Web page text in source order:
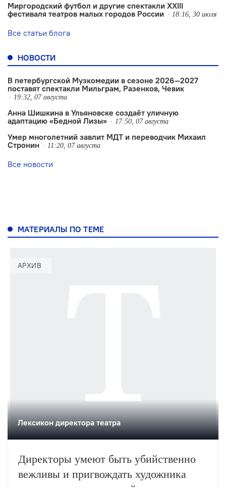
Миргородский футбол и другие спектакли XXIII
фестиваля театров малых городов России
18:16, 30 июля
Все статьи блога
НОВОСТИ
В петербургской Музкомедии в сезоне 2026—2027
поставят спектакли Мильграм, Разенков, Чевик
19:32, 07 августа
Анна Шишкина в Ульяновске создаëт уличную
адаптацию «Бедной Лизы»
17:50, 07 августа
Умер многолетний завлит МДТ и переводчик Михаил
Стронин
11:20, 07 августа
Все новости
МАТЕРИАЛЫ ПО ТЕМЕ
АРХИВ
Лексикон директора театра
Директоры умеют быть убийственно
вежливы и пригвождать художника